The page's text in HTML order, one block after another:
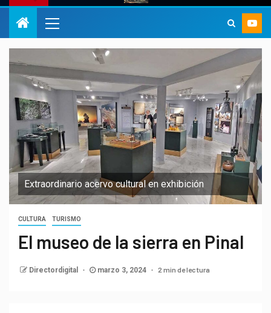
Extraordinario acervo cultural en exhibición
CULTURA TURISMO
El museo de la sierra en Pinal
Directordigital marzo 3, 2024 2 min de lectura